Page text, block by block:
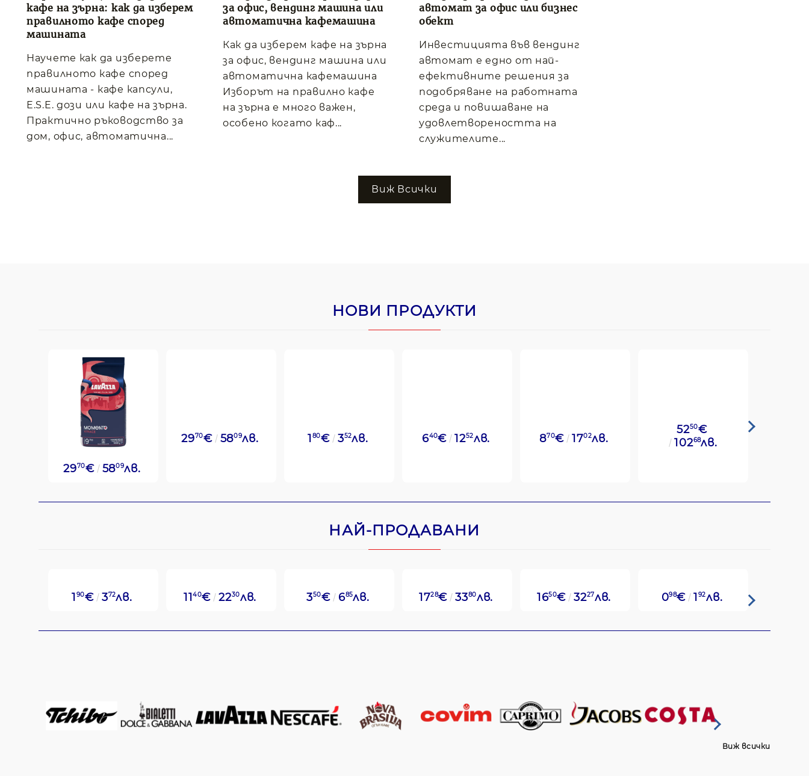
кафе на зърна: как да изберем
правилното кафе според
машината
Научете как да изберете
правилното кафе според
машината - кафе капсули,
E.S.E. дози или кафе на зърна.
Практично ръководство за
дом, офис, автоматична...
за офис, вендинг машина или
автоматична кафемашина
Как да изберем кафе на зърна
за офис, вендинг машина или
автоматична кафемашина
Изборът на правилно кафе
на зърна е много важен,
особено когато каф...
автомат за офис или бизнес
обект
Инвестицията във вендинг
автомат е едно от най-
ефективните решения за
подобряване на работната
среда и повишаване на
удовлетвореността на
служителите...
Виж Всички
НОВИ ПРОДУКТИ
2970€ 5809лв.
2970€ 5809лв. 1 80€ 352лв. 640€ 1252лв. 870€ 1702лв.
5250€
10268лв.
НАЙ-ПРОДАВАНИ
1 90€ 372лв. 1140€ 2230лв. 350€ 685лв. 1728€ 3380лв. 1650€ 3227лв. 098€ 1 92лв.
Виж всички